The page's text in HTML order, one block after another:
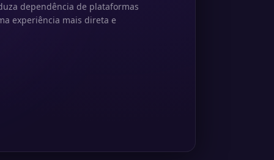
dependência de plataformas
experiência mais direta e